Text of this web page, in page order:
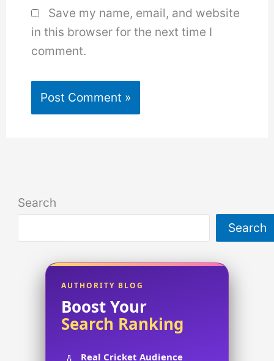
Save my name, email, and website
in this browser for the next time I
comment.
Search
Search
AUTHORITY BLOG
Boost Your
Search Ranking
Real Cricket Audience